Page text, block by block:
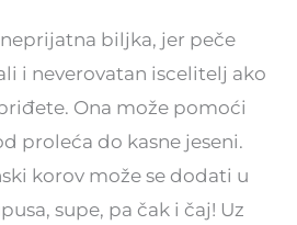
biljka, jer peče
i neverovatan iscelitelj ako
Ona može pomoći
proleća do kasne jeseni.
korov može se dodati u
supe, pa čak i čaj! Uz